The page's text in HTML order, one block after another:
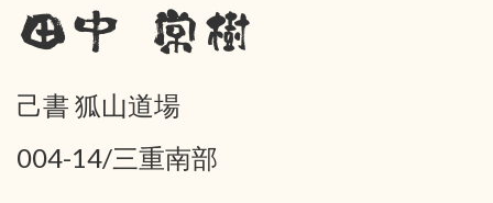
田中 常樹
己書 狐山道場
004-14/三重南部